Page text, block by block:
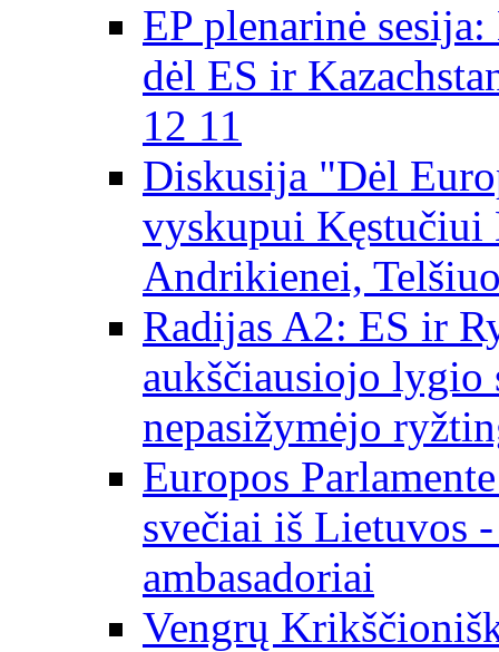
EP plenarinė
dėl ES ir
12 11
Diskusija "Dėl
vyskupui Kęstučiui
Andrikienei,
Radijas A2: ES ir
aukščiausiojo
nepasižymėjo
Europos
svečiai iš Lietuvos
ambasadoriai
Vengrų